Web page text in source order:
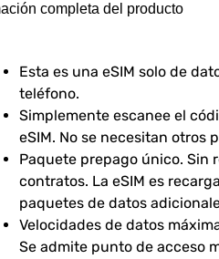
completa del producto
Esta es una eSIM solo de
teléfono.
Simplemente escanee el
eSIM. No se necesitan otros
Paquete prepago único. Sin
contratos. La eSIM es
paquetes de datos
Velocidades de datos
Se admite punto de acceso